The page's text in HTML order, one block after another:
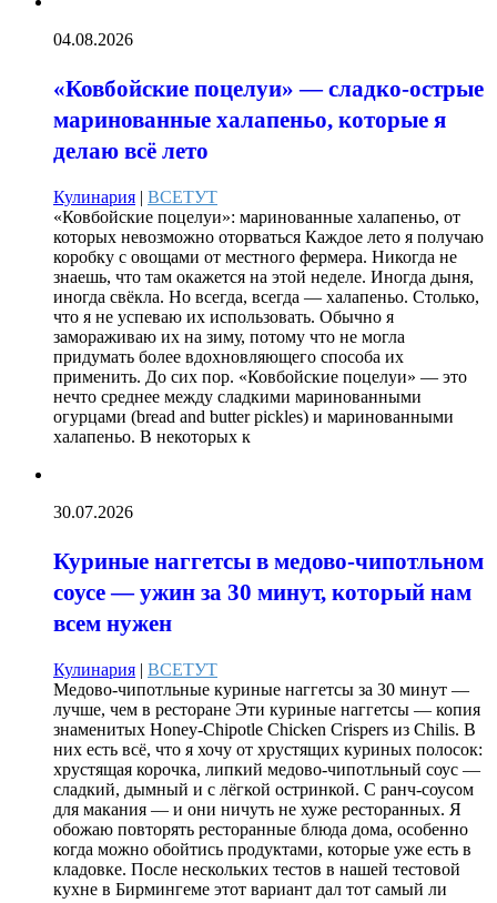
04.08.2026
«Ковбойские поцелуи» — сладко-острые
маринованные халапеньо, которые я
делаю всё лето
Кулинария | ВСЕТУТ
«Ковбойские поцелуи»: маринованные халапеньо, от
которых невозможно оторваться Каждое лето я получаю
коробку с овощами от местного фермера. Никогда не
знаешь, что там окажется на этой неделе. Иногда дыня,
иногда свёкла. Но всегда, всегда — халапеньо. Столько,
что я не успеваю их использовать. Обычно я
замораживаю их на зиму, потому что не могла
придумать более вдохновляющего способа их
применить. До сих пор. «Ковбойские поцелуи» — это
нечто среднее между сладкими маринованными
огурцами (bread and butter pickles) и маринованными
халапеньо. В некоторых к
30.07.2026
Куриные наггетсы в медово-чипотльном
соусе — ужин за 30 минут, который нам
всем нужен
Кулинария | ВСЕТУТ
Медово-чипотльные куриные наггетсы за 30 минут —
лучше, чем в ресторане Эти куриные наггетсы — копия
знаменитых Honey-Chipotle Chicken Crispers из Chilis. В
них есть всё, что я хочу от хрустящих куриных полосок:
хрустящая корочка, липкий медово-чипотльный соус —
сладкий, дымный и с лёгкой остринкой. С ранч-соусом
для макания — и они ничуть не хуже ресторанных. Я
обожаю повторять ресторанные блюда дома, особенно
когда можно обойтись продуктами, которые уже есть в
кладовке. После нескольких тестов в нашей тестовой
кухне в Бирмингеме этот вариант дал тот самый ли